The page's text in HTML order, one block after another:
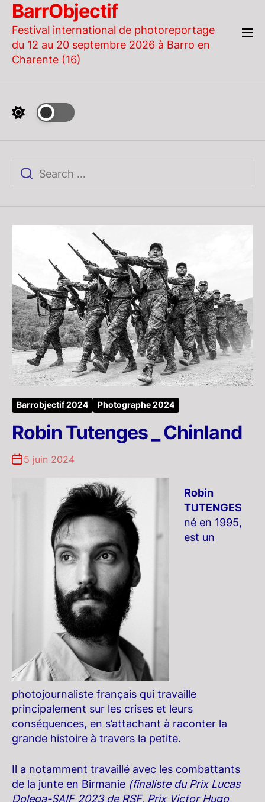
Skip
the
content
BarrObjectif
Festival international de photoreportage
du 12 au 20 septembre 2026 à Barro en
Charente (16)
Barrobjectif 2024 Photographe 2024
Robin Tutenges _ Chinland
5 juin 2024
Robin
TUTENGES
né en 1995,
est un
photojournaliste français qui travaille
principalement sur les crises et leurs
conséquences, en s’attachant à raconter la
grande histoire à travers la petite.
Il a notamment travaillé avec les combattants
de la junte en Birmanie (finaliste du Prix Lucas
Dolega-SAIF 2023 de RSF, Prix Victor Hugo